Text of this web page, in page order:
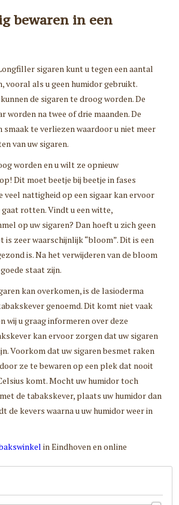
bewaren in een
sigaren kunt u tegen een aantal
vooral als u geen humidor gebruikt.
de sigaren te droog worden. De
worden na twee of drie maanden. De
smaak te verliezen waardoor u niet meer
van uw sigaren.
worden en u wilt ze opnieuw
Dit moet beetje bij beetje in fases
veel nattigheid op een sigaar kan ervoor
rotten. Vindt u een witte,
op uw sigaren? Dan hoeft u zich geen
is zeer waarschijnlijk “bloom”. Dit is een
is. Na het verwijderen van de bloom
staat zijn.
kan overkomen, is de lasioderma
genoemd. Dit komt niet vaak
wij u graag informeren over deze
kan ervoor zorgen dat uw sigaren
Voorkom dat uw sigaren besmet raken
ze te bewaren op een plek dat nooit
komt. Mocht uw humidor toch
de tabakskever, plaats uw humidor dan
de kevers waarna u uw humidor weer in
in Eindhoven en online